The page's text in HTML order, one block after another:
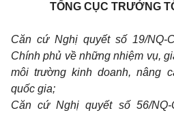
TỔNG CỤC TRƯỞNG
Căn cứ Nghị quyết số 19/NQ-
Chính phủ về những nhiệm vụ,
môi trường kinh doanh, nâng
quốc gia;
Căn cứ Nghị quyết số 56/NQ-